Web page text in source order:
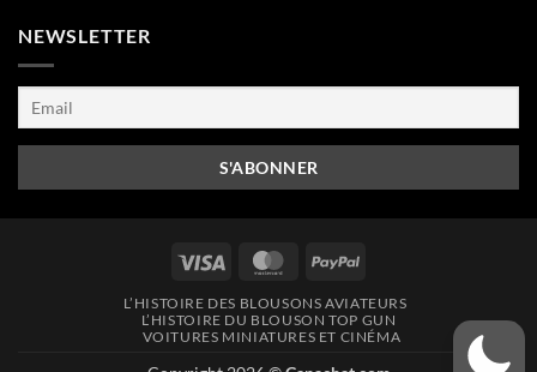
NEWSLETTER
Visa MasterCardPayPal
L’HISTOIRE DES BLOUSONS AVIATEURS
L’HISTOIRE DU BLOUSON TOP GUN
VOITURES MINIATURES ET CINÉMA